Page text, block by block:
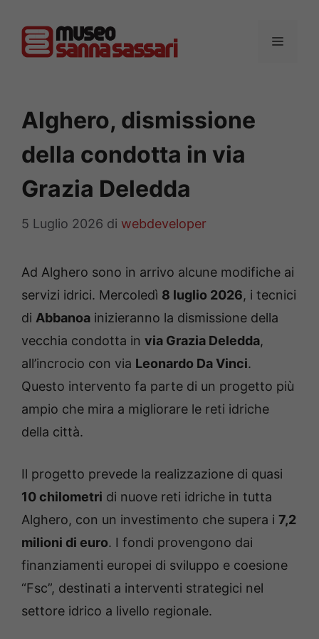
contenuto
MENU
Alghero, dismissione
della condotta in via
Grazia Deledda
5 Luglio 2026 di webdeveloper
Ad Alghero sono in arrivo alcune modifiche ai
servizi idrici. Mercoledì 8 luglio 2026, i tecnici
di Abbanoa inizieranno la dismissione della
vecchia condotta in via Grazia Deledda,
all’incrocio con via Leonardo Da Vinci.
Questo intervento fa parte di un progetto più
ampio che mira a migliorare le reti idriche
della città.
Il progetto prevede la realizzazione di quasi
10 chilometri di nuove reti idriche in tutta
Alghero, con un investimento che supera i 7,2
milioni di euro. I fondi provengono dai
finanziamenti europei di sviluppo e coesione
“Fsc”, destinati a interventi strategici nel
settore idrico a livello regionale.